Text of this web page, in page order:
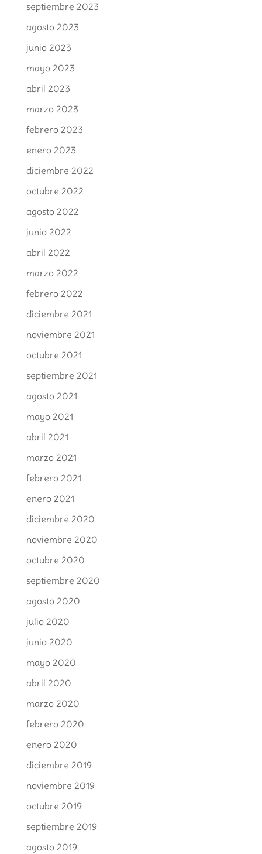
septiembre 2023
agosto 2023
junio 2023
mayo 2023
abril 2023
marzo 2023
febrero 2023
enero 2023
diciembre 2022
octubre 2022
agosto 2022
junio 2022
abril 2022
marzo 2022
febrero 2022
diciembre 2021
noviembre 2021
octubre 2021
septiembre 2021
agosto 2021
mayo 2021
abril 2021
marzo 2021
febrero 2021
enero 2021
diciembre 2020
noviembre 2020
octubre 2020
septiembre 2020
agosto 2020
julio 2020
junio 2020
mayo 2020
abril 2020
marzo 2020
febrero 2020
enero 2020
diciembre 2019
noviembre 2019
octubre 2019
septiembre 2019
agosto 2019